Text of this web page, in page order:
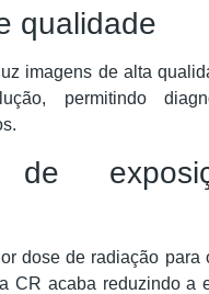
qualidade
imagens de alta
permitindo
de
dose de radiação para
CR acaba reduzindo a